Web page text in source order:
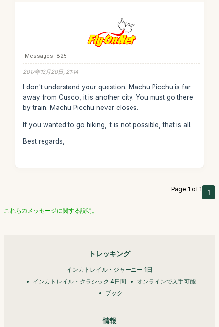
Messages: 825
2017年12月20日, 21:14
I don't understand your question. Machu Picchu is far
away from Cusco, it is another city. You must go there
by train. Machu Picchu never closes.
If you wanted to go hiking, it is not possible, that is all.
Best regards,
Page 1 of 1 1
これらのメッセージに関する説明。
トレッキング
インカトレイル・ジャーニー 1日
インカトレイル・クラシック 4日間
オンラインで入手可能
ブック
情報